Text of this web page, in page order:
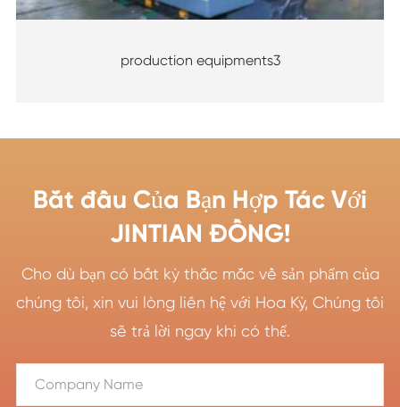
production equipments3
Bắt đầu Của Bạn Hợp Tác Với
JINTIAN ĐỒNG!
Cho dù bạn có bất kỳ thắc mắc về sản phẩm của
chúng tôi, xin vui lòng liên hệ với Hoa Kỳ, Chúng tôi
sẽ trả lời ngay khi có thể.